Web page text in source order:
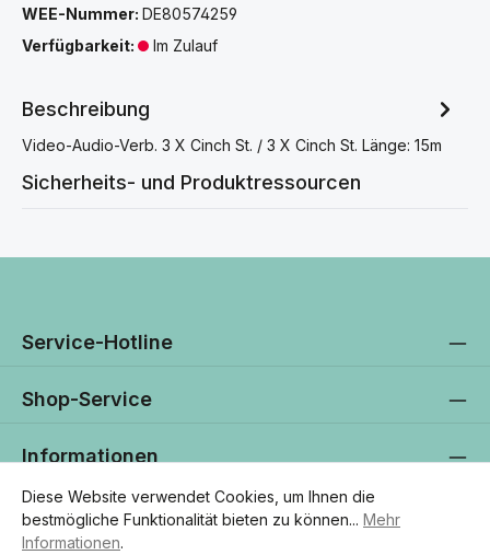
WEE-Nummer: DE80574259
Verfügbarkeit:
Im Zulauf
Beschreibung
Video-Audio-Verb. 3 X Cinch St. / 3 X Cinch St. Länge: 15m
Sicherheits- und Produktressourcen
Service-Hotline
Shop-Service
Informationen
Newsletter
Diese Website verwendet Cookies, um Ihnen die
bestmögliche Funktionalität bieten zu können... Mehr
Informationen.